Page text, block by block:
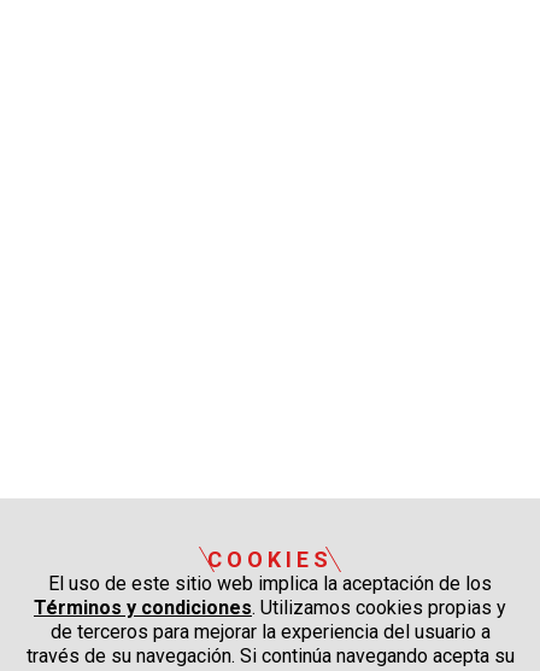
COOKIES
El uso de este sitio web implica la aceptación de los
Términos y condiciones. Utilizamos cookies propias y
de terceros para mejorar la experiencia del usuario a
través de su navegación. Si continúa navegando acepta su